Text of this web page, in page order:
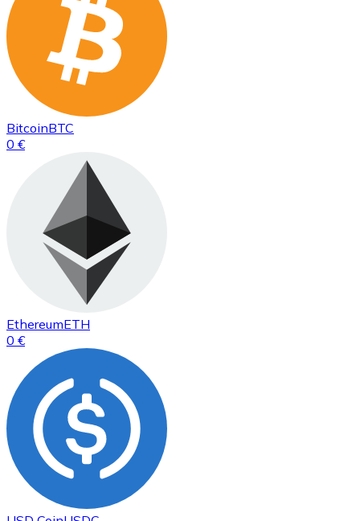
BitcoinBTC
0 €
EthereumETH
0 €